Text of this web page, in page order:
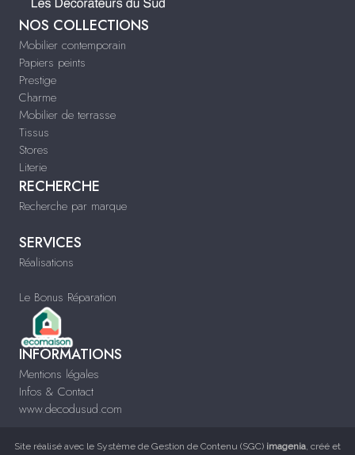
NOS COLLECTIONS
Mobilier contemporain
Papiers peints
Prestige
Charme
Mobilier de terrasse
Tissus
Stores
Literie
RECHERCHE
Recherche par marque
SERVICES
Réalisations
Le Bonus Réparation
INFORMATIONS
Mentions légales
Infos & Contact
www.decodusud.com
Site réalisé avec le Système de Gestion de Contenu (SGC) imagenia, créé et